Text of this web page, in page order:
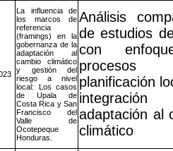
La influencia de
los marcos de
referencia
(framings) en la
gobernanza de la
adaptación al
cambio climático
y gestión del
riesgo a nivel
local: Los casos
de Upala de
Costa Rica y San
Francisco del
Valle de
Ocotepeque
Honduras.
Análisis
de estudios
con
planificación
adaptación al
climático